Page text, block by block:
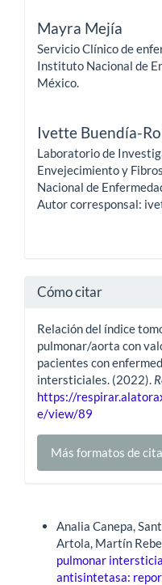
Mayra Mejía
Servicio Clínico de
Instituto Nacional de
México.
Ivette Buendía-
Laboratorio de
Envejecimiento y
Nacional de
Autor corresponsal:
Cómo citar
Relación del índice
pulmonar/aorta con
pacientes con
intersticiales. (2022).
https://
e/view/89
Más formatos de cita
Analia Canepa,
Artola, Martín
pulmonar
antisintetasa: